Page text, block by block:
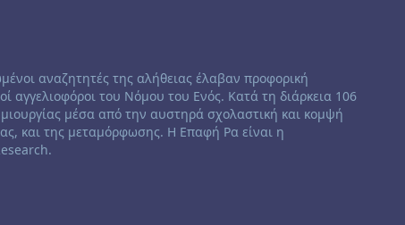
αναζητητές της αλήθειας έλαβαν προφορική
αγγελιοφόροι του Νόμου του Ενός. Κατά τη διάρκεια 106
μέσα από την αυστηρά σχολαστική και κομψή
και της μεταμόρφωσης. Η Επαφή Ρα είναι η